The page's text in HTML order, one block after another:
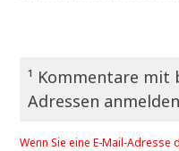
¹ Kommentare
Adressen anmelden
Wenn Sie eine E-Mail-Adresse